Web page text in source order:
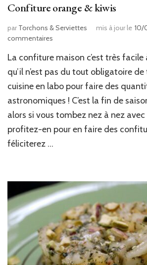
Confiture orange & kiwis
par Torchons & Serviettes mis à jour le 10/
commentaires
orange
&
La confiture maison c’est très
qu’il n’est pas du tout obligatoire
cuisine en labo pour faire des
astronomiques ! C’est la fin de
alors si vous tombez nez à nez
profitez-en pour en faire des
féliciterez …